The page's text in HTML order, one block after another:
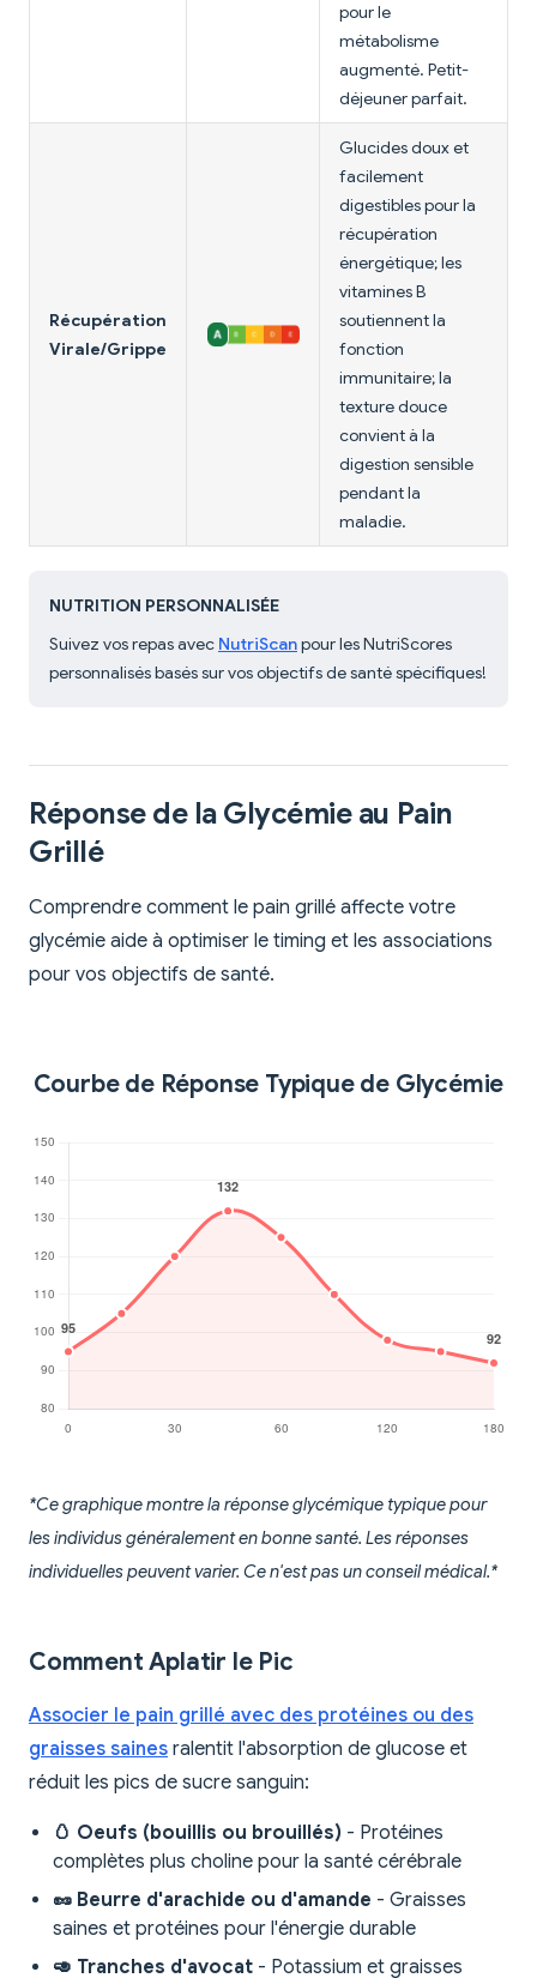
pour le
métabolisme
augmenté. Petit-
déjeuner parfait.
Récupération
Virale/Grippe
Glucides doux et
facilement
digestibles pour la
récupération
énergétique; les
vitamines B
soutiennent la
fonction
immunitaire; la
texture douce
convient à la
digestion sensible
pendant la
maladie.
NUTRITION PERSONNALISÉE
Suivez vos repas avec NutriScanpour les NutriScores
personnalisés basés sur vos objectifs de santé spécifiques!
Réponse de la Glycémie au Pain
Grillé
Comprendre comment le pain grillé affecte votre
glycémie aide à optimiser le timing et les associations
pour vos objectifs de santé.
Courbe de Réponse Typique de Glycémie
*Ce graphique montre la réponse glycémique typique pour
les individus généralement en bonne santé. Les réponses
individuelles peuvent varier. Ce n'est pas un conseil médical.*
Comment Aplatir le Pic
Associer le pain grillé avec des protéines ou des
graisses saines ralentit l'absorption de glucose et
réduit les pics de sucre sanguin:
🥚 Oeufs (bouillis ou brouillés) - Protéines
complètes plus choline pour la santé cérébrale
🥜 Beurre d'arachide ou d'amande - Graisses
saines et protéines pour l'énergie durable
🥑 Tranches d'avocat - Potassium et graisses